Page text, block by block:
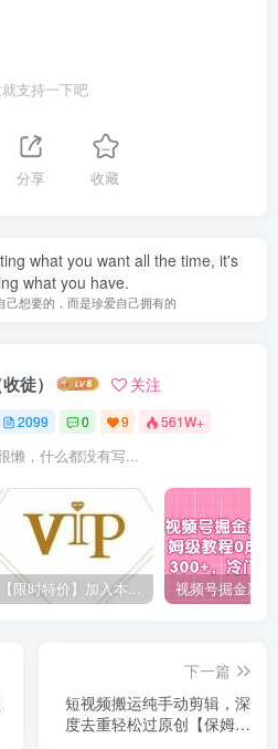
支持一下吧
分享 收藏
what you want all the time, it's
what you have.
己想要的，而是珍爱自己拥有的
徒） 关注
2099 0 9 561W+
懒，什么都没有写...
【限时特价】加入本站VIP会员，海量最新各大团队网赚内部教程全免费，每天持续更新！
下一篇
短视频搬运纯手动剪辑，深
度去重轻松过原创【保姆级